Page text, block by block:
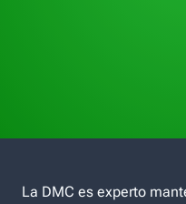
La DMC es experto